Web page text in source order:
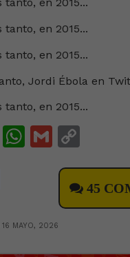
Jordi Ébola en
Twitter
WhatsApp
Gmail
45
16 MAYO, 2026